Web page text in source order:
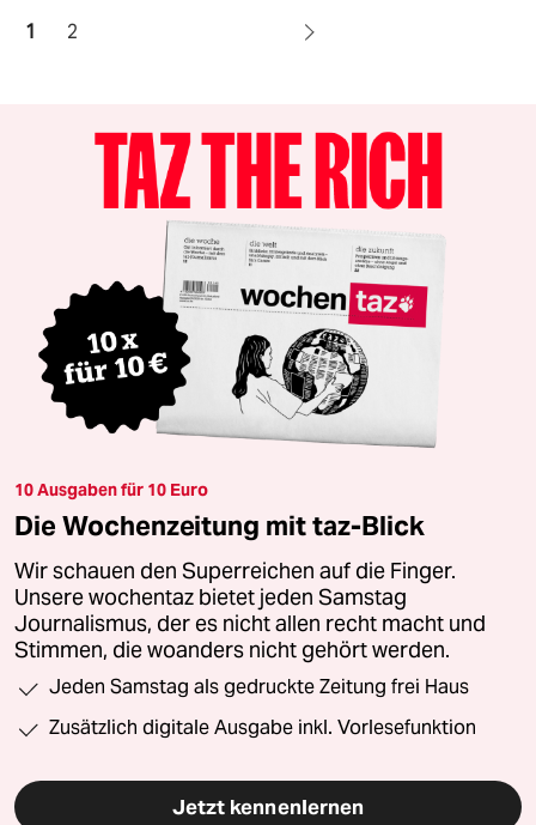
1 2
10 Ausgaben für 10 Euro
Die Wochenzeitung mit taz-Blick
Wir schauen den Superreichen auf die Finger.
Unsere wochentaz bietet jeden Samstag
Journalismus, der es nicht allen recht macht und
Stimmen, die woanders nicht gehört werden.
Jeden Samstag als gedruckte Zeitung frei Haus
Zusätzlich digitale Ausgabe inkl. Vorlesefunktion
Jetzt kennenlernen